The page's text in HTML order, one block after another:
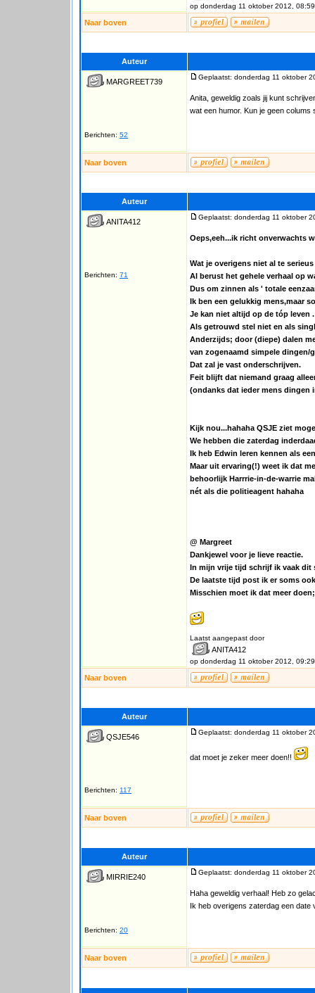
op donderdag 11 oktober 2012, 08:59
Naar boven
Auteur
MARGREET739
Berichten: 52
Geplaatst: donderdag 11 oktober
Anita, geweldig zoals jij kunt
wat een humor. Kun je geen colums
Naar boven
Auteur
ANITA412
Berichten: 71
Geplaatst: donderdag 11 oktober
Oeps,eeh...ik richt onverwachts
Wat je overigens niet al te
Al berust het gehele verhaal op
Dus om zinnen als ' totale
Ik ben een gelukkig mens,maar
Je kan niet altijd op de tóp leven .
Als getrouwd stel niet en als
Anderzijds; door (diepe) dalen
van zogenaamd simpele dingen/
Dat zal je vast onderschrijven.
Feit blijft dat niemand graag
(ondanks dat ieder mens dingen
Kijk nou...hahaha QSJE ziet
We hebben die zaterdag
Ik heb Edwin leren kennen als
Maar uit ervaring(!) weet ik dat
behoorlijk Harrrie-in-de-warrie
nét als die politieagent hahaha
@ Margreet
Dankjewel voor je lieve reactie.
In mijn vrije tijd schrijf ik vaak dit
De laatste tijd post ik er soms
Misschien moet ik dat meer
Laatst aangepast door
ANITA412
op donderdag 11 oktober 2012, 09:29
Naar boven
Auteur
QSJE546
Berichten: 117
Geplaatst: donderdag 11 oktober
dat moet je zeker meer doen!!
Naar boven
Auteur
MIRRIE240
Berichten: 20
Geplaatst: donderdag 11 oktober
Haha geweldig verhaal! Heb zo
Ik heb overigens zaterdag een date
Naar boven